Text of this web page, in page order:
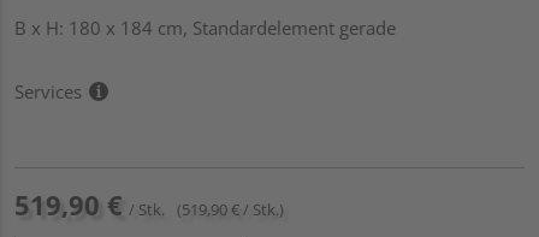
B x H: 180 x 184 cm, Standardelement gerade
Services
519,90 € / Stk. (519,90 € / Stk.)